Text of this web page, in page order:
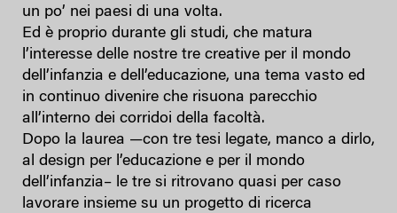
un po’ nei paesi di una volta.
Ed è proprio durante gli studi, che matura
l’interesse delle nostre tre creative per il mondo
dell’infanzia e dell’educazione, una tema vasto ed
in continuo divenire che risuona parecchio
all’interno dei corridoi della facoltà.
Dopo la laurea —con tre tesi legate, manco a dirlo,
al design per l’educazione e per il mondo
dell’infanzia– le tre si ritrovano quasi per caso
lavorare insieme su un progetto di ricerca